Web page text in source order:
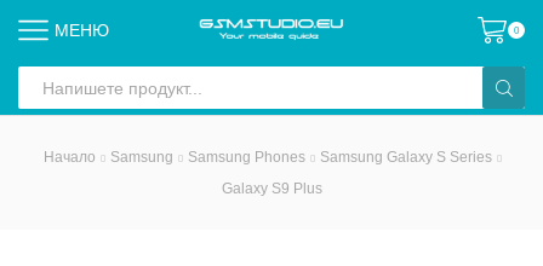
МЕНЮ 0
input
Начало Samsung Samsung Phones
Samsung Galaxy S Series
Galaxy S9 Plus